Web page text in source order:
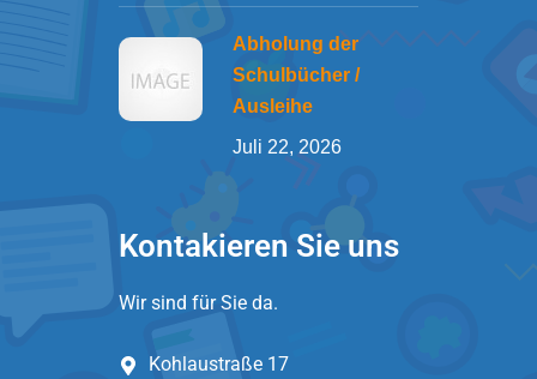
Abholung der
Schulbücher /
Ausleihe
Juli 22, 2026
Kontakieren Sie uns
Wir sind für Sie da.
Kohlaustraße 17